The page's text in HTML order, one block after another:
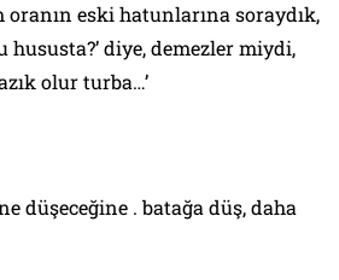
oranın eski hatunlarına soraydık,
hususta?’ diye, demezler miydi,
olur turba…’
düşeceğine . batağa düş, daha